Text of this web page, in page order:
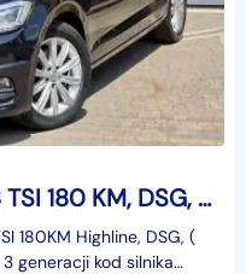
Volkswagen Touran III 1.8 TSI 180 KM, DSG, Highline - Bezwypadkowy, Salon PL, F.vat 23%
180KM Highline, DSG, (
generacji kod silnika